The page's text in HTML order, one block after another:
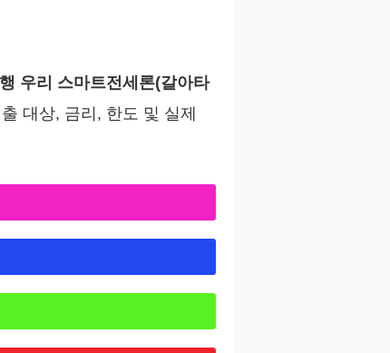
우리 스마트전세론(갈아타
대상, 금리, 한도 및 실제